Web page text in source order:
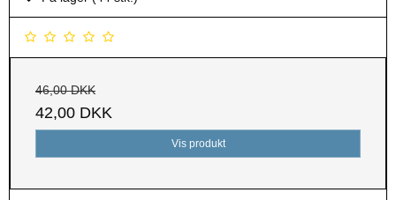
46,00 DKK
42,00 DKK
Vis produkt